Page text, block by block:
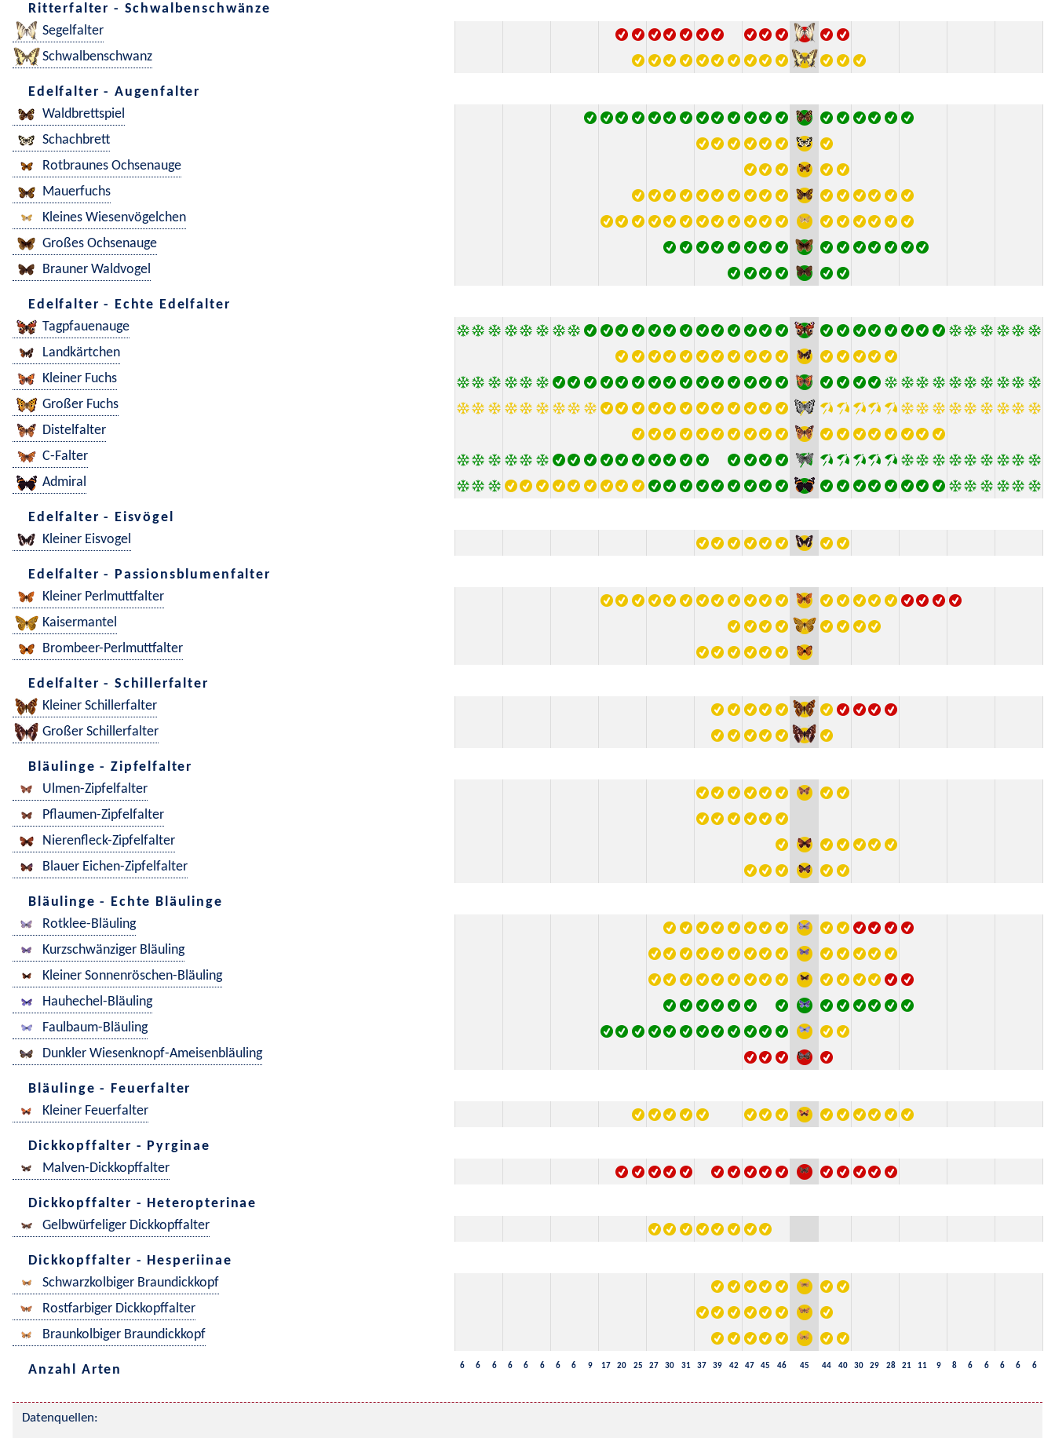
Ritterfalter - Schwalbenschwänze
Segelfalter
Schwalbenschwanz
Edelfalter - Augenfalter
Waldbrettspiel
Schachbrett
Rotbraunes Ochsenauge
Mauerfuchs
Kleines Wiesenvögelchen
Großes Ochsenauge
Brauner Waldvogel
Edelfalter - Echte Edelfalter
Tagpfauenauge
Landkärtchen
Kleiner Fuchs
Großer Fuchs
Distelfalter
C-Falter
Admiral
Edelfalter - Eisvögel
Kleiner Eisvogel
Edelfalter - Passionsblumenfalter
Kleiner Perlmuttfalter
Kaisermantel
Brombeer-Perlmuttfalter
Edelfalter - Schillerfalter
Kleiner Schillerfalter
Großer Schillerfalter
Bläulinge - Zipfelfalter
Ulmen-Zipfelfalter
Pflaumen-Zipfelfalter
Nierenfleck-Zipfelfalter
Blauer Eichen-Zipfelfalter
Bläulinge - Echte Bläulinge
Rotklee-Bläuling
Kurzschwänziger Bläuling
Kleiner Sonnenröschen-Bläuling
Hauhechel-Bläuling
Faulbaum-Bläuling
Dunkler Wiesenknopf-Ameisenbläuling
Bläulinge - Feuerfalter
Kleiner Feuerfalter
Dickkopffalter - Pyrginae
Malven-Dickkopffalter
Dickkopffalter - Heteropterinae
Gelbwürfeliger Dickkopffalter
Dickkopffalter - Hesperiinae
Schwarzkolbiger Braundickkopf
Rostfarbiger Dickkopffalter
Braunkolbiger Braundickkopf
Anzahl Arten 6 6 6 6 6 6 6 6 9 17 20 25 27 30 31 37 39 42 47 45 46 45 44 40 30 29 28 21 11 9 8 6 6 6 6 6
Datenquellen: